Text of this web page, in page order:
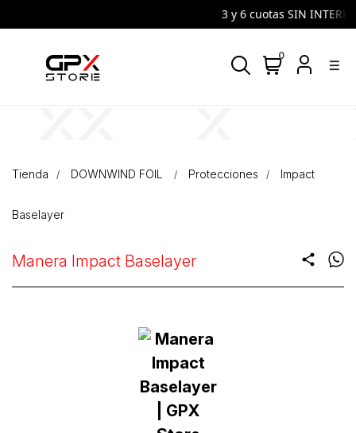
3 y 6 cuotas SIN
density_medium
0
Tienda DOWNWIND FOIL Protecciones Impact
Baselayer
Manera Impact Baselayer share